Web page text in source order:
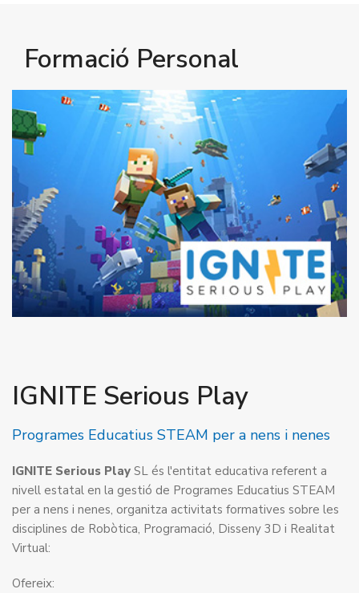
Formació Personal
IGNITE Serious Play
Programes Educatius STEAM per a nens i nenes
IGNITE Serious Play SL és l'entitat educativa referent a
nivell estatal en la gestió de Programes Educatius STEAM
per a nens i nenes, organitza activitats formatives sobre les
disciplines de Robòtica, Programació, Disseny 3D i Realitat
Virtual:
Ofereix: